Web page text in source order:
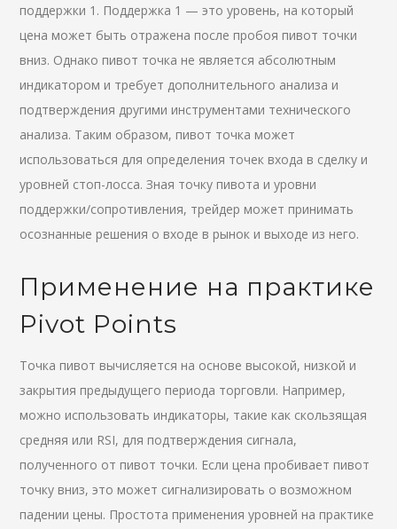
поддержки 1. Поддержка 1 — это уровень, на который
цена может быть отражена после пробоя пивот точки
вниз. Однако пивот точка не является абсолютным
индикатором и требует дополнительного анализа и
подтверждения другими инструментами технического
анализа. Таким образом, пивот точка может
использоваться для определения точек входа в сделку и
уровней стоп-лосса. Зная точку пивота и уровни
поддержки/сопротивления, трейдер может принимать
осознанные решения о входе в рынок и выходе из него.
Применение на практике
Pivot Points
Точка пивот вычисляется на основе высокой, низкой и
закрытия предыдущего периода торговли. Например,
можно использовать индикаторы, такие как скользящая
средняя или RSI, для подтверждения сигнала,
полученного от пивот точки. Если цена пробивает пивот
точку вниз, это может сигнализировать о возможном
падении цены. Простота применения уровней на практике